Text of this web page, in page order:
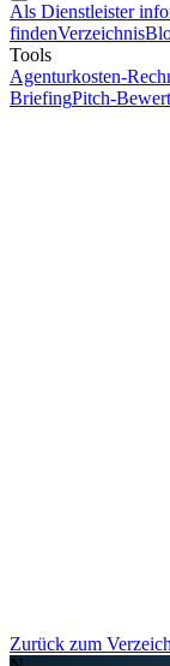
Als Dienstleister
findenVerzeichnis
Tools
Agenturkosten-
BriefingPitch-
Zurück zum